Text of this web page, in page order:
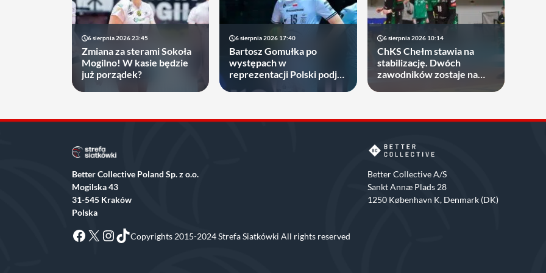
6 sierpnia 2026 23:45
Zmiana za sterami Sokoła
Mogilno! W kasie będzie
już porządek?
6 sierpnia 2026 17:40
Bartosz Gomułka po
występach w
reprezentacji Polski podjął
6 sierpnia 2026 10:14
ChKS Chełm stawia na
stabilizację. Dwóch
zawodników zostaje na
Better Collective Poland Sp. z o.o.
Mogilska 43
31-545 Kraków
Polska
Better Collective A/S
Sankt Annæ Plads 28
1250 København K, Denmark (DK)
Facebook
X Instagram
TikTok
Copyrights 2015-2024 Strefa Siatkówki All rights reserved